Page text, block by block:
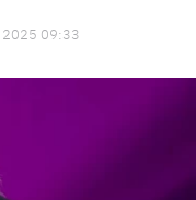
2025 09:33